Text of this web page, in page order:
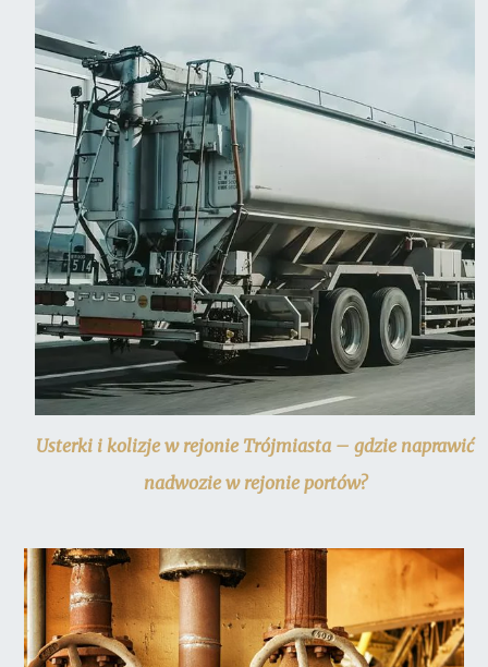
Usterki i kolizje w rejonie Trójmiasta – gdzie naprawić
nadwozie w rejonie portów?